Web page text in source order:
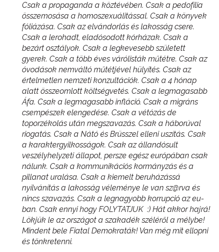
Csak a propaganda a köztévében. Csak a pedofília
összemosása a homoszexuálitással. Csak a könyvek
fóliázása. Csak az elvándorlás és lakosság csere.
Csak a lerohadt, eladósodott kórházak. Csak a
bezárt osztályok. Csak a legkevesebb született
gyerek. Csak a több éves várólisták műtétre. Csak az
óvodások nemváltó műtétjével hülyítés. Csak az
értelmetlen nemzeti konzultációk. Csak a 4 hónap
alatt összeomlott költségvetés. Csak a legmagasabb
Áfa. Csak a legmagasabb infláció. Csak a migráns
csempészek elengedése. Csak a vétózás de
toporzékolás után megszavazás. Csak a háborúval
riogatás. Csak a Nátó és Brüsszel elleni uszítás. Csak
a karaktergyilkosságok. Csak az állandósult
veszélyhelyzeti állapot, persze egész európában csak
nálunk. Csak a kommunikációs kormányzás és a
pillanat uralása. Csak a kiemelt beruházássá
nyílvánítás a lakosság véleménye le van sz@rva és
nincs szavazás. Csak a legnagyobb korrupció az eu-
ban. Csak ennyi hogy FOLYTATJUK :) Hát akkor hajrá!
Lökjük le az országot a szakadék széléről a mélybe!
Mindent bele Fiatal Demokraták! Van még mit ellopni
és tönkretenni.